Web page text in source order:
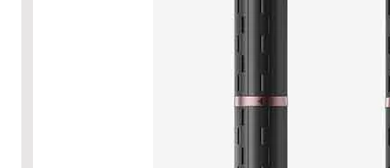
יש לבחור בלשונית